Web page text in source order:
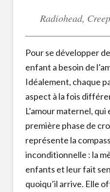
Radiohead, Creep
Pour se développer
enfant a besoin de
Idéalement, chaque
aspect à la fois
L’amour maternel,
première phase de
représente la
inconditionnelle : la
enfants et leur fait
quoiqu’il arrive. Elle